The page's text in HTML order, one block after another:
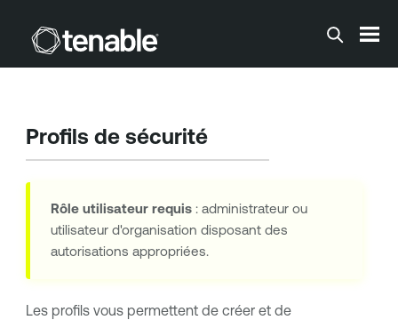
Passer au contenu principal
Profils de sécurité
Rôle utilisateur requis: administrateur ou
utilisateur d'organisation disposant des
autorisations appropriées.
Les profils vous permettent de créer et de